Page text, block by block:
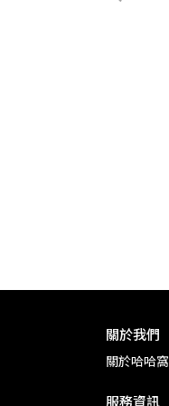
關於我們
關於哈哈窩
服務資訊